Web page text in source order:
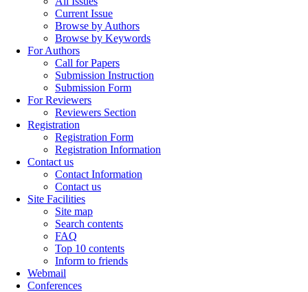
Current Issue
Browse by Authors
Browse by Keywords
For Authors
Call for Papers
Submission Instruction
Submission Form
For Reviewers
Reviewers Section
Registration
Registration Form
Registration Information
Contact us
Contact Information
Contact us
Site Facilities
Site map
Search contents
FAQ
Top 10 contents
Inform to friends
Webmail
Conferences